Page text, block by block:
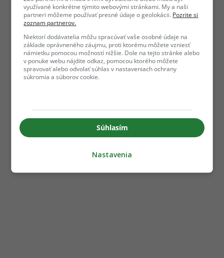
využívané konkrétne týmito webovými stránkami. My a naši
partneri môžeme používať presné údaje o geolokácii. Pozrite si
zoznam partnerov.
Niektorí dodávatelia môžu spracúvať vaše osobné údaje na
základe oprávneného záujmu, proti ktorému môžete vzniesť
námietku pomocou možností nižšie. Dole na tejto stránke alebo
v ponuke webu nájdite odkaz, pomocou ktorého môžete
spravovať alebo odvolať súhlas v nastaveniach ochrany
súkromia a súborov cookie.
Súhlasím
Nastavenia